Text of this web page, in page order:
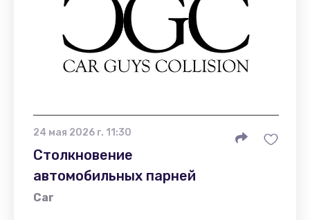
24 мая 2026 г. 11:30
Столкновение
автомобильных парней
Car